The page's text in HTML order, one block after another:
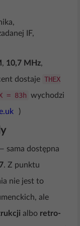
IF,
, 10,7 MHz,
dostaje THEX
= 83h wychodzi
)
sama dostępna
. Z punktu
nie jest to
ale
albo retro-